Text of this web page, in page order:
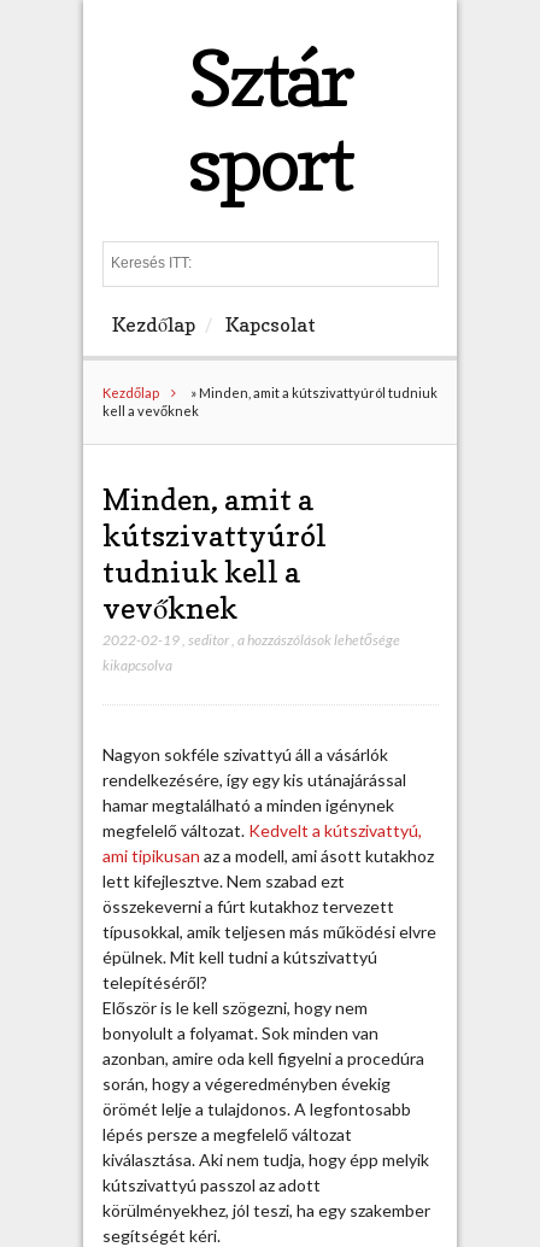
Sztár
sport
e
h
Kezdőlap Kapcsolat
Kezdőlap » Minden, amit a kútszivattyúról tudniuk
kell a vevőknek
Minden, amit a
kútszivattyúról
tudniuk kell a
vevőknek
2022-02-19, seditor, M
n
,
a
m
i
t
a
k
ú
s
z
i
v
a
t
t
y
ú
a hozzászólások lehetősége
kikapcsolva
Nagyon sokféle szivattyú áll a vásárlók
rendelkezésére, így egy kis utánajárással
hamar megtalálható a minden igénynek
megfelelő változat. Kedvelt a kútszivattyú,
ami tipikusan az a modell, ami ásott kutakhoz
lett kifejlesztve. Nem szabad ezt
összekeverni a fúrt kutakhoz tervezett
típusokkal, amik teljesen más működési elvre
épülnek. Mit kell tudni a kútszivattyú
telepítéséről?
Először is le kell szögezni, hogy nem
bonyolult a folyamat. Sok minden van
azonban, amire oda kell figyelni a procedúra
során, hogy a végeredményben évekig
örömét lelje a tulajdonos. A legfontosabb
lépés persze a megfelelő változat
kiválasztása. Aki nem tudja, hogy épp melyik
kútszivattyú passzol az adott
körülményekhez, jól teszi, ha egy szakember
segítségét kéri.